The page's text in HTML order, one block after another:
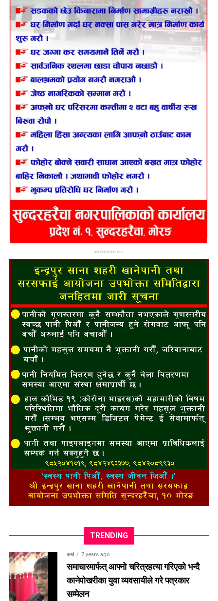
ADVERTISEMENT
TRENDING
अर्थ 7 years ago
समाचारमार्फत् आफ्नो चरित्रहत्या गरिएको भन्दै
कानेपोखरीका युवा व्यवसायीले गरे पत्रकार
सम्मेलन